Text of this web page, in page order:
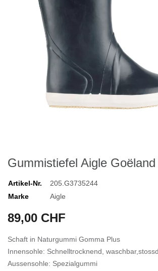
Gummistiefel Aigle
Artikel-Nr.
205.G3735244
Marke
Aigle
89,00 CHF
Schaft in Naturgummi Gomma Plus
Innensohle: Schnelltrocknend,
Aussensohle: Spezialgummi